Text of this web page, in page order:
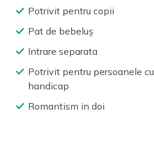
Potrivit pentru copii
Pat de bebeluș
Intrare separata
Potrivit pentru persoanele cu
handicap
Romantism in doi